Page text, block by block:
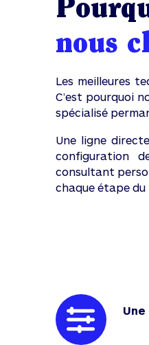
nous
Les meilleures
C’est pourquoi
spécialisé
Une ligne
configuration
consultant
chaque étape du